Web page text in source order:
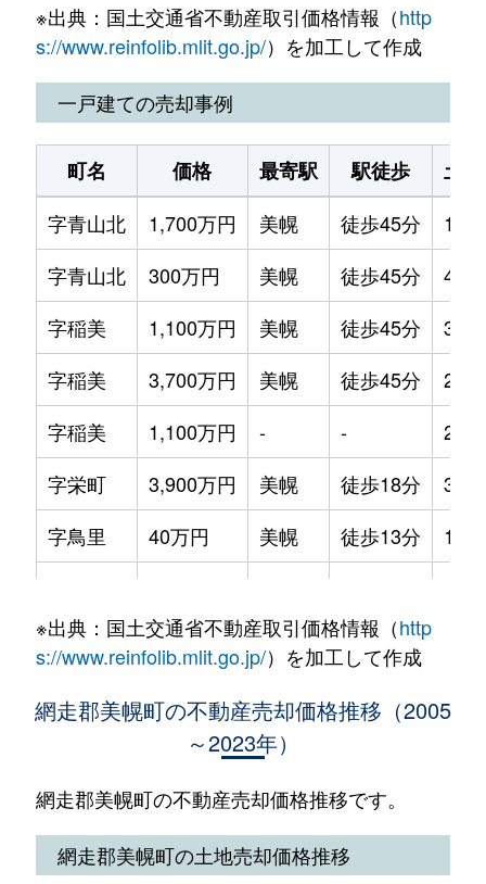
※出典：国土交通省不動産取引価格情報（http
s://www.reinfolib.mlit.go.jp/）を加工して作成
一戸建ての売却事例
町名 価格 最寄駅 駅徒歩
土
字青山北
1,700万円 美幌 徒歩45分
字青山北
300万円 美幌 徒歩45分
字稲美
1,100万円 美幌 徒歩45分
字稲美
3,700万円 美幌 徒歩45分
字稲美
1,100万円 - -
字栄町
3,900万円 美幌 徒歩18分
字鳥里
40万円 美幌 徒歩13分
字元町
100万円 美幌 徒歩25分
※出典：国土交通省不動産取引価格情報（http
s://www.reinfolib.mlit.go.jp/）を加工して作成
網走郡美幌町の不動産売却価格推移（2005
～2023年）
網走郡美幌町の不動産売却価格推移です。
網走郡美幌町の土地売却価格推移